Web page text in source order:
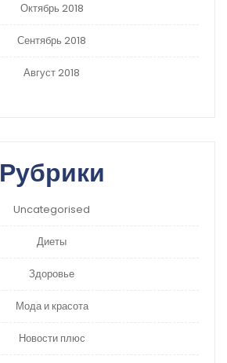
Октябрь 2018
Сентябрь 2018
Август 2018
Рубрики
Uncategorised
Диеты
Здоровье
Мода и красота
Новости плюс